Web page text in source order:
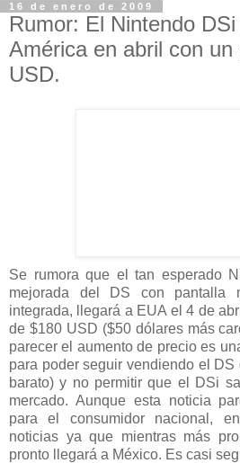
16 de enero de 2009
Rumor: El Nintendo
América en abril con
USD.
Se rumora que el tan esperado
mejorada del DS con pantalla
integrada, llegará a EUA el 4 de
de $180 USD ($50 dólares más
parecer el aumento de precio es
para poder seguir vendiendo el
barato) y no permitir que el DSi
mercado. Aunque esta noticia
para el consumidor nacional,
noticias ya que mientras más
pronto llegará a México. Es casi